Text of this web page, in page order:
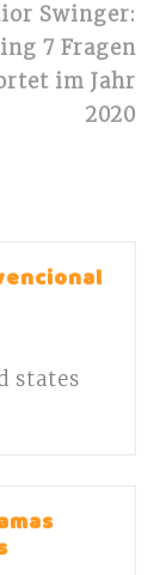
Swinger:
7 Fragen
im Jahr
2020
states